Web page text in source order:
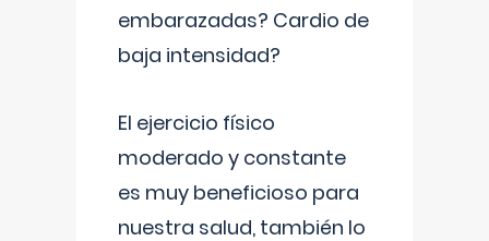
embarazadas? Cardio de
baja intensidad?
El ejercicio físico
moderado y constante
es muy beneficioso para
nuestra salud, también lo